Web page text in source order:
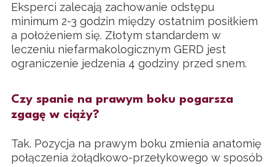
Eksperci zalecają zachowanie odstępu
minimum 2-3 godzin między ostatnim posiłkiem
a położeniem się. Złotym standardem w
leczeniu niefarmakologicznym GERD jest
ograniczenie jedzenia 4 godziny przed snem.
Czy spanie na prawym boku pogarsza
zgagę w ciąży?
Tak. Pozycja na prawym boku zmienia anatomię
połączenia żołądkowo-przełykowego w sposób